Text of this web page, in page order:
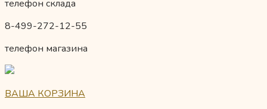
телефон склада
8-499-272-12-55
телефон магазина
ВАША КОРЗИНА